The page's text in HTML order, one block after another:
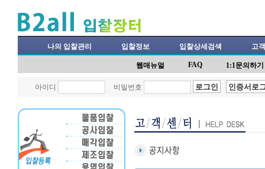
나의 입찰관리 입찰정보 입찰상세검색 고
웹매뉴얼 FAQ 1:1문의하기
아이디 비밀번호